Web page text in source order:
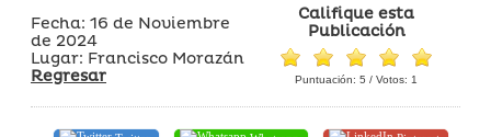
Fecha: 16 de Noviembre
de 2024
Lugar: Francisco Morazán
Regresar
Califique esta
Publicación
Puntuación: 5 / Votos: 1